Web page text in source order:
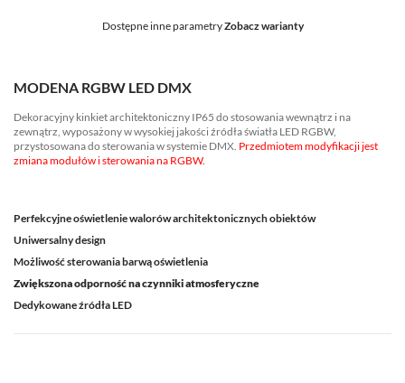
Dostępne inne parametryZobacz warianty
MODENA RGBW LED DMX
Dekoracyjny kinkiet architektoniczny IP65 do stosowania wewnątrz i na
zewnątrz, wyposażony w wysokiej jakości źródła światła LED RGBW,
przystosowana do sterowania w systemie DMX. Przedmiotem modyfikacji jest
zmiana modułów i sterowania na RGBW.
Perfekcyjne oświetlenie walorów architektonicznych obiektów
Uniwersalny design
Możliwość sterowania barwą oświetlenia
Zwiększona odporność na czynniki atmosferyczne
Dedykowane źródła LED